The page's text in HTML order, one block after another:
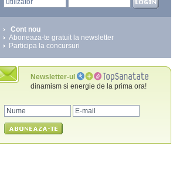
Cont nou
Aboneaza-te gratuit la newsletter
Participa la concursuri
Newsletter-ul
dinamism si energie de la prima ora!